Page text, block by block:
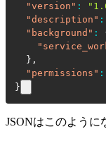
"version" :
"description" :
"background" :
} ,
"permissions" :
}
JSONはこのように